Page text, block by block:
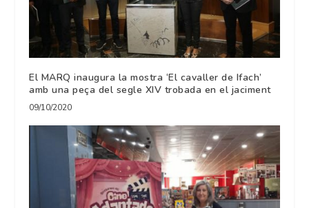
El MARQ inaugura la mostra ‘El cavaller de Ifach’
amb una peça del segle XIV trobada en el jaciment
09/10/2020